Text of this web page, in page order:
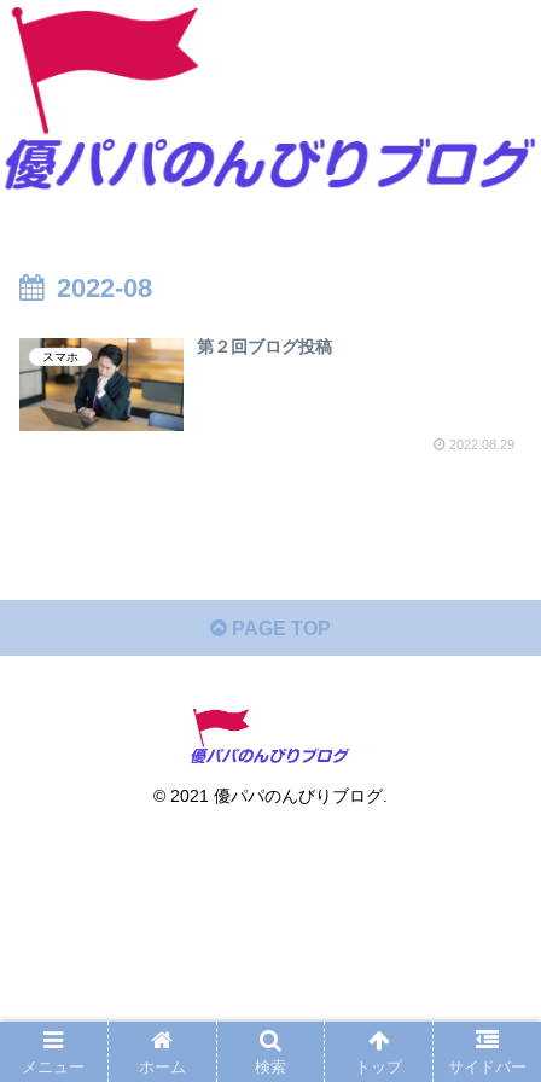
2022-08
スマホ
第２回ブログ投稿
2022.08.29
PAGE TOP
© 2021 優パパのんびりブログ.
メニュー ホーム 検索 トップ サイドバー